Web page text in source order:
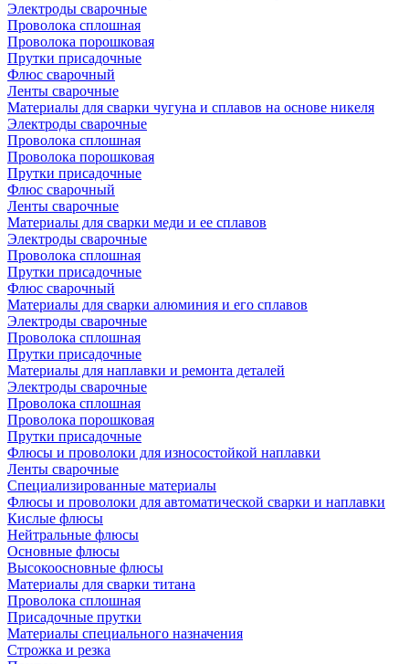
Электроды сварочные
Проволока сплошная
Проволока порошковая
Прутки присадочные
Флюс сварочный
Ленты сварочные
Материалы для сварки чугуна и сплавов на основе никеля
Электроды сварочные
Проволока сплошная
Проволока порошковая
Прутки присадочные
Флюс сварочный
Ленты сварочные
Материалы для сварки меди и ее сплавов
Электроды сварочные
Проволока сплошная
Прутки присадочные
Флюс сварочный
Материалы для сварки алюминия и его сплавов
Электроды сварочные
Проволока сплошная
Прутки присадочные
Материалы для наплавки и ремонта деталей
Электроды сварочные
Проволока сплошная
Проволока порошковая
Прутки присадочные
Флюсы и проволоки для износостойкой наплавки
Ленты сварочные
Специализированные материалы
Флюсы и проволоки для автоматической сварки и наплавки
Кислые флюсы
Нейтральные флюсы
Основные флюсы
Высокоосновные флюсы
Материалы для сварки титана
Проволока сплошная
Присадочные прутки
Материалы специального назначения
Строжка и резка